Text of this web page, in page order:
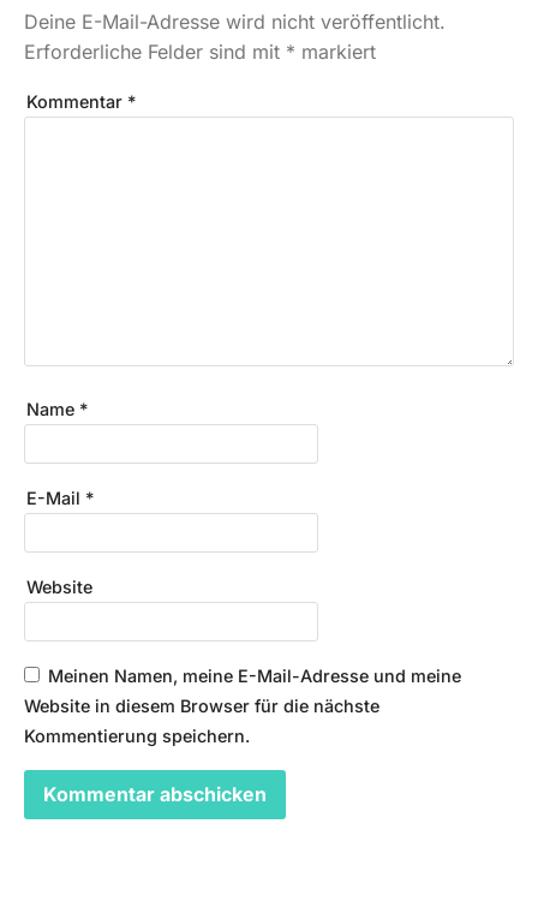
Deine E-Mail-Adresse wird nicht veröffentlicht.
Erforderliche Felder sind mit * markiert
Kommentar *
Name *
E-Mail *
Website
Meinen Namen, meine E-Mail-Adresse und meine
Website in diesem Browser für die nächste
Kommentierung speichern.